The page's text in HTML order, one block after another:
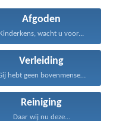
Afgoden
Kinderkens, wacht u voor...
Verleiding
Gij hebt geen bovenmenselijke...
Reiniging
Daar wij nu deze...